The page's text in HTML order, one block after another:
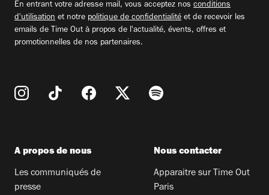
En entrant votre adresse mail, vous acceptez nos conditions
d'utilisation et notre politique de confidentialité et de recevoir les
emails de Time Out à propos de l'actualité, évents, offres et
promotionnelles de nos partenaires.
A propos de nous
Les communiqués de
presse
Nous contacter
Apparaitre sur Time Out
Paris